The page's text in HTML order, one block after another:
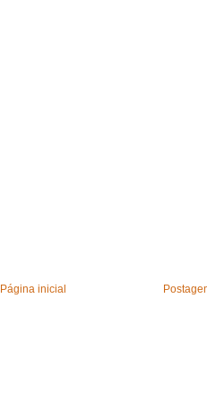
Página inicial